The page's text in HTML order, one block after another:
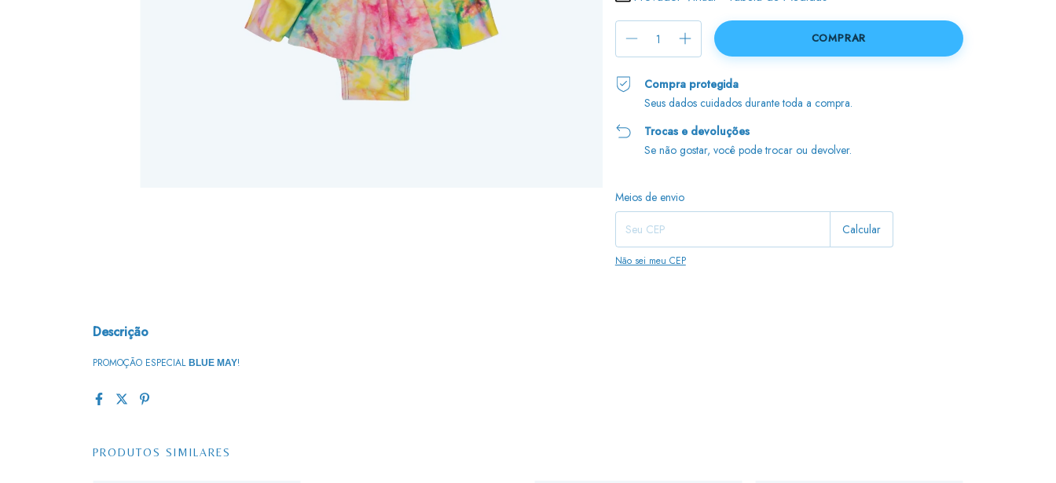
Compra protegida
Seus dados cuidados durante toda a compra.
Trocas e devoluções
Se não gostar, você pode trocar ou devolver.
Entregas para o CEP:
Meios de envio
Calcular
Não sei meu CEP
Descrição
PROMOÇÃO ESPECIAL BLUE MAY!
PRODUTOS SIMILARES